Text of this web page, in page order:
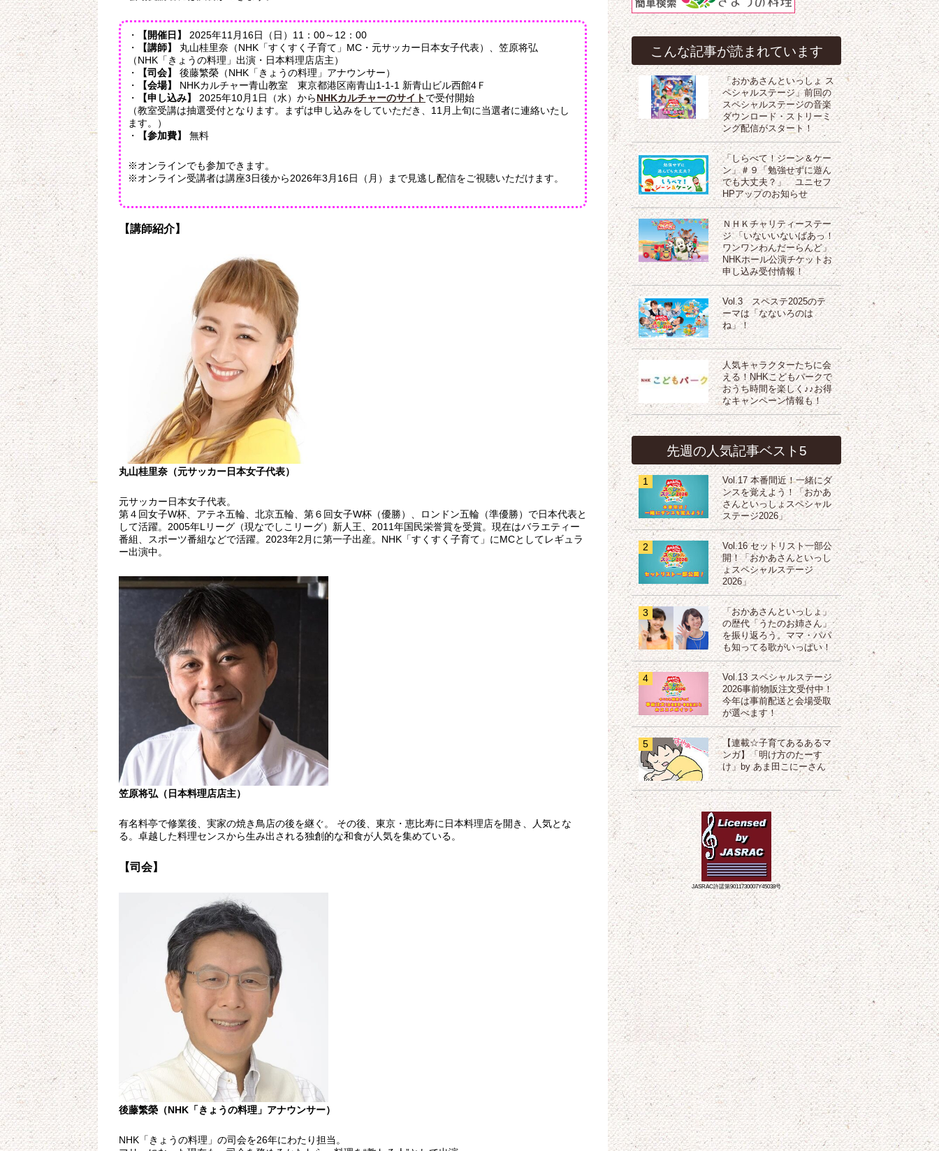
・ 【開催日】
2025年11月16日（日）11：00～12：00
・
【講師】
丸山桂里奈（NHK「すくすく子育て」MC・元サッカー日本女子代表）、笠原将弘
（NHK「きょうの料理」出演・日本料理店店主）
・
【司会】
後藤繁榮（NHK「きょうの料理」アナウンサー）
・
【会場】
NHKカルチャー青山教室 東京都港区南青山1-1-1 新青山ビル西館4Ｆ
・
【申し込み】 2025年10月1日（水）からNHKカルチャーのサイトで受付開始
（教室受講は抽選受付となります。まずは申し込みをしていただき、11月上旬に当選者に連絡いたし
ます。）
・
【参加費】 無料
※オンラインでも参加できます。
※オンライン受講者は講座3日後から2026年3月16日（月）まで見逃し配信をご視聴いただけます。
【講師紹介】
丸山桂里奈（元サッカー日本女子代表）
元サッカー日本女子代表。
第４回女子W杯、アテネ五輪、北京五輪、第６回女子W杯（優勝）、ロンドン五輪（準優勝）で日本代表と
して活躍。2005年Lリーグ（現なでしこリーグ）新人王、2011年国民栄誉賞を受賞。現在はバラエティー
番組、スポーツ番組などで活躍。2023年2月に第一子出産。NHK「すくすく子育て」にMCとしてレギュラ
ー出演中。
笠原将弘（日本料理店店主）
有名料亭で修業後、実家の焼き鳥店の後を継ぐ。 その後、東京・恵比寿に日本料理店を開き、人気とな
る。卓越した料理センスから生み出される独創的な和食が人気を集めている。
【司会】
後藤繁榮（NHK「きょうの料理」アナウンサー）
NHK「きょうの料理」の司会を26年にわたり担当。
こんな記事が読まれています
「おかあさんといっしょ ス
ペシャルステージ」前回の
スペシャルステージの音楽
ダウンロード・ストリーミ
ング配信がスタート！
「しらべて！ジーン＆ケー
ン」＃９「勉強せずに遊ん
でも大丈夫？」 ユニセフ
HPアップのお知らせ
ＮＨＫチャリティーステー
ジ 「いないいないばあっ！
ワンワンわんだーらんど」
NHKホール公演チケットお
申し込み受付情報！
Vol.3 スペステ2025のテ
ーマは「なないろのは
ね」！
人気キャラクターたちに会
える！NHKこどもパークで
おうち時間を楽しく♪♪お得
なキャンペーン情報も！
先週の人気記事ベスト5
1
Vol.17 本番間近！一緒にダ
ンスを覚えよう！「おかあ
さんといっしょスペシャル
ステージ2026」
2
Vol.16 セットリスト一部公
開！「おかあさんといっし
ょスペシャルステージ
2026」
3
「おかあさんといっしょ」
の歴代「うたのお姉さん」
を振り返ろう。ママ・パパ
も知ってる歌がいっぱい！
4
Vol.13 スペシャルステージ
2026事前物販注文受付中！
今年は事前配送と会場受取
が選べます！
5
【連載☆子育てあるあるマ
ンガ】「明け方のたーす
け」by あま田こにーさん
JASRAC許諾第9011730007Y45038号